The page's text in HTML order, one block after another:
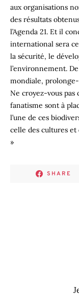
aux organisations
des résultats
l’Agenda 21. Et il
international sera
la sécurité, le
l’environnement.
mondiale,
Ne croyez-vous
fanatisme sont à
l’une de ces
celle des cultures et
»
SHARE